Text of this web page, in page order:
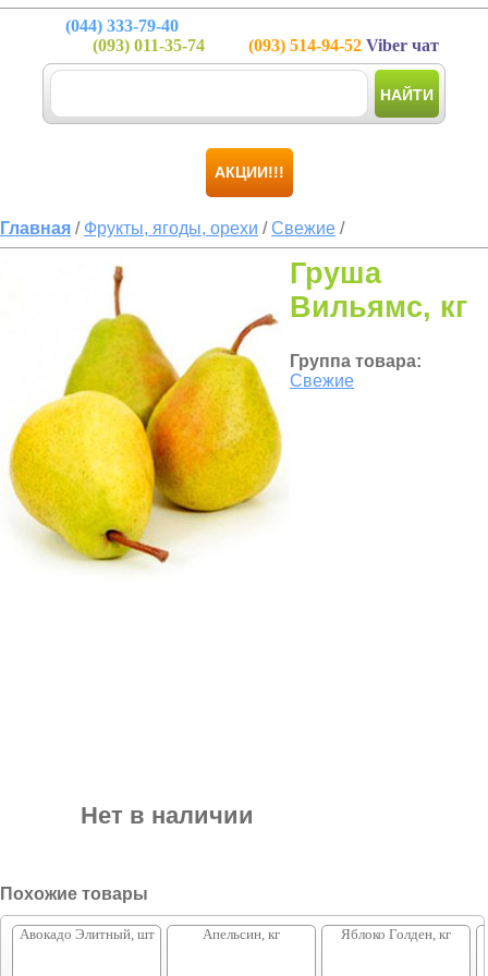
(044) 333-79-40
(093) 011-35-74 (093) 514-94-52 Viber чат
НАЙТИ
АКЦИИ!!!
Главная / Фрукты, ягоды, орехи /Свежие /
Груша
Вильямс, кг
Группа товара:
Свежие
Нет в наличии
Похожие товары
Авокадо Элитный, шт Апельсин, кг Яблоко Голден, кг